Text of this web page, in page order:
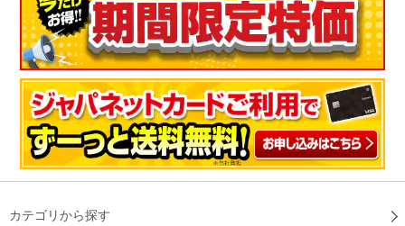
（ 千葉県 50代T.N様）
毎日使ってます
上手にパンが焼けます。操作も簡単で焦げずにパンが焼ける
為、非常に便利です。毎日使ってます。
（愛媛県40代Y.N様）
絶妙な焼き上がり！
カテゴリから探す